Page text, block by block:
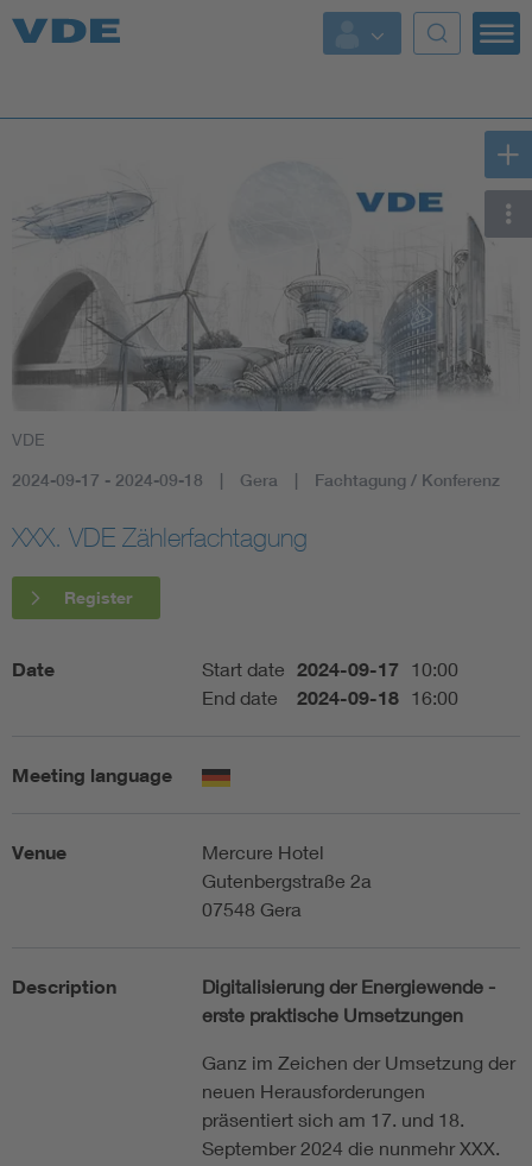
Key Topics
Key Topics
Energy
Standardization
AI & Digital Trust
Health
Artificial Intelligence
Digital Security
VDE
2024-09-17 - 2024-09-18 Gera Fachtagung / Konferenz
XXX. VDE Zählerfachtagung
Register
Date Start date 2024-09-17
10:00
End date
2024-09-18 16:00
Meeting language
Venue
Mercure Hotel
Gutenbergstraße 2a
07548 Gera
Description
Digitalisierung der Energiewende -
erste praktische Umsetzungen
Ganz im Zeichen der Umsetzung der
neuen Herausforderungen
präsentiert sich am 17. und 18.
September 2024 die nunmehr XXX.